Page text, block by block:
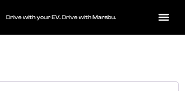
Drive with your EV. Drive with Marsbu.